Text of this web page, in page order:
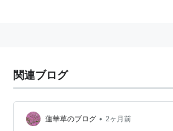
関連ブログ
蓮華草のブログ • 2ヶ月前